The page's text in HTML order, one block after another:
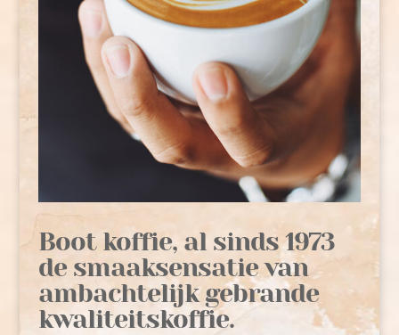
Boot koffie, al sinds 1973
de smaaksensatie van
ambachtelijk gebrande
kwaliteitskoffie.